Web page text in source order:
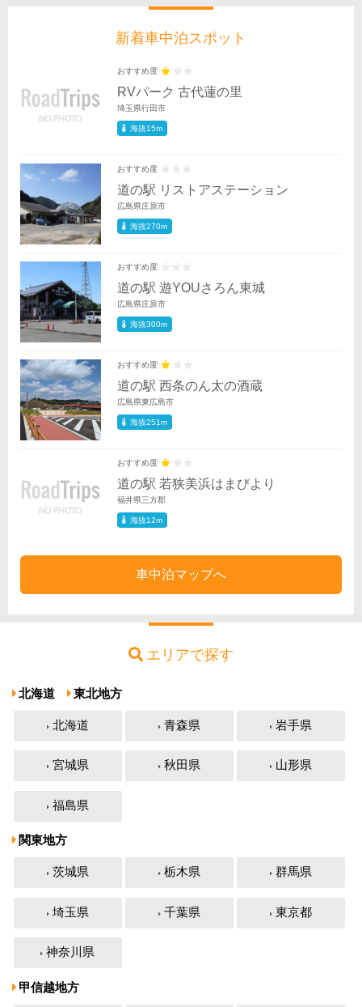
新着車中泊スポット
おすすめ度
RVパーク 古代蓮の里
埼玉県行田市
海抜15m
おすすめ度
道の駅 リストアステーション
広島県庄原市
海抜270m
おすすめ度
道の駅 遊YOUさろん東城
広島県庄原市
海抜300m
おすすめ度
道の駅 西条のん太の酒蔵
広島県東広島市
海抜251m
おすすめ度
道の駅 若狭美浜はまびより
福井県三方郡
海抜12m
車中泊マップへ
エリアで探す
北海道 東北地方
北海道 青森県 岩手県
宮城県 秋田県 山形県
福島県
関東地方
茨城県 栃木県 群馬県
埼玉県 千葉県 東京都
神奈川県
甲信越地方